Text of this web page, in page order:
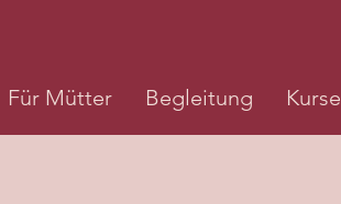
Für Mütter Begleitung Kurse